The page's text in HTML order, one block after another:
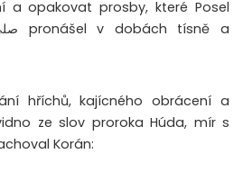
opakovat prosby, které Posel
hříchů, kajícného obrácení a
ze slov proroka Húda, mír s
Korán: